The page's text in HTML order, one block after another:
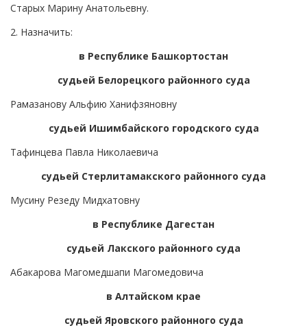
Старых Марину Анатольевну.
2. Назначить:
в Республике Башкортостан
судьей Белорецкого районного суда
Рамазанову Альфию Ханифзяновну
судьей Ишимбайского городского суда
Тафинцева Павла Николаевича
судьей Стерлитамакского районного суда
Мусину Резеду Мидхатовну
в Республике Дагестан
судьей Лакского районного суда
Абакарова Магомедшапи Магомедовича
в Алтайском крае
судьей Яровского районного суда